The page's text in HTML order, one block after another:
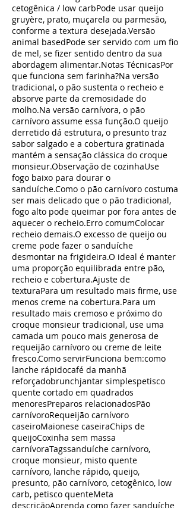
cetogênica / low carbPode usar queijo
gruyère, prato, muçarela ou parmesão,
conforme a textura desejada.Versão
animal basedPode ser servido com um fio
de mel, se fizer sentido dentro da sua
abordagem alimentar.Notas TécnicasPor
que funciona sem farinha?Na versão
tradicional, o pão sustenta o recheio e
absorve parte da cremosidade do
molho.Na versão carnívora, o pão
carnívoro assume essa função.O queijo
derretido dá estrutura, o presunto traz
sabor salgado e a cobertura gratinada
mantém a sensação clássica do croque
monsieur.Observação de cozinhaUse
fogo baixo para dourar o
sanduíche.Como o pão carnívoro costuma
ser mais delicado que o pão tradicional,
fogo alto pode queimar por fora antes de
aquecer o recheio.Erro comumColocar
recheio demais.O excesso de queijo ou
creme pode fazer o sanduíche
desmontar na frigideira.O ideal é manter
uma proporção equilibrada entre pão,
recheio e cobertura.Ajuste de
texturaPara um resultado mais firme, use
menos creme na cobertura.Para um
resultado mais cremoso e próximo do
croque monsieur tradicional, use uma
camada um pouco mais generosa de
requeijão carnívoro ou creme de leite
fresco.Como servirFunciona bem:como
lanche rápidocafé da manhã
reforçadobrunchjantar simplespetisco
quente cortado em quadrados
menoresPreparos relacionadosPão
carnívoroRequeijão carnívoro
caseiroMaionese caseiraChips de
queijoCoxinha sem massa
carnívoraTagssanduíche carnívoro,
croque monsieur, misto quente
carnívoro, lanche rápido, queijo,
presunto, pão carnívoro, cetogênico, low
carb, petisco quenteMeta
descriçãoAprenda como fazer sanduíche